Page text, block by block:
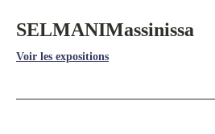
SELMANIMassinissa
Voir les expositions